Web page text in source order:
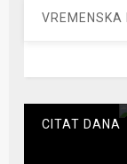
VREMENSKA
CITAT DANA